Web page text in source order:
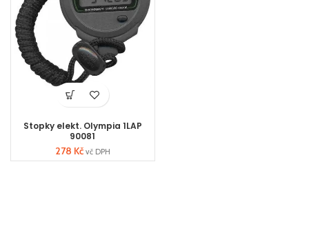
Stopky elekt. Olympia 1LAP
90081
278 Kč vč DPH